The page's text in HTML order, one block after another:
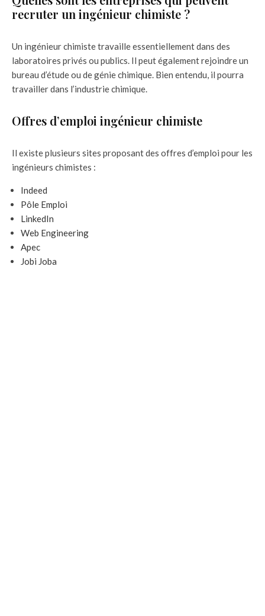
recruter un ingénieur chimiste ?
Un ingénieur chimiste travaille essentiellement dans des
laboratoires privés ou publics. Il peut également rejoindre un
bureau d’étude ou de génie chimique. Bien entendu, il pourra
travailler dans l’industrie chimique.
Offres d’emploi ingénieur chimiste
Il existe plusieurs sites proposant des offres d’emploi pour les
ingénieurs chimistes :
Indeed
Pôle Emploi
LinkedIn
Web Engineering
Apec
Jobi Joba